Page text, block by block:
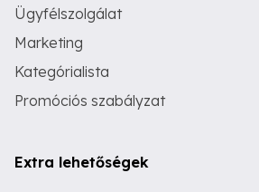
Ügyfélszolgálat
Marketing
Kategórialista
Promóciós szabályzat
Extra lehetőségek